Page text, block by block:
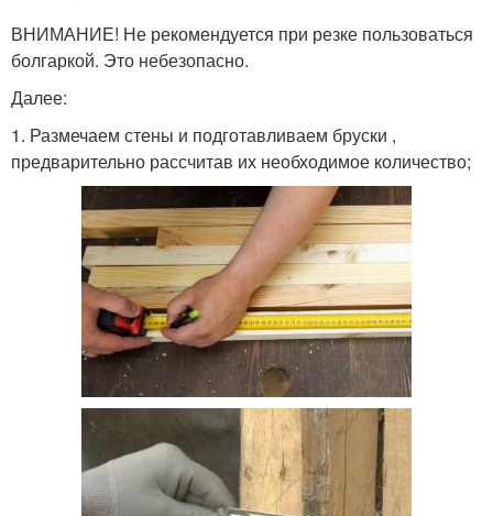
ВНИМАНИЕ! Не рекомендуется при резке пользоваться
болгаркой. Это небезопасно.
Далее:
1. Размечаем стены и подготавливаем бруски ,
предварительно рассчитав их необходимое количество;